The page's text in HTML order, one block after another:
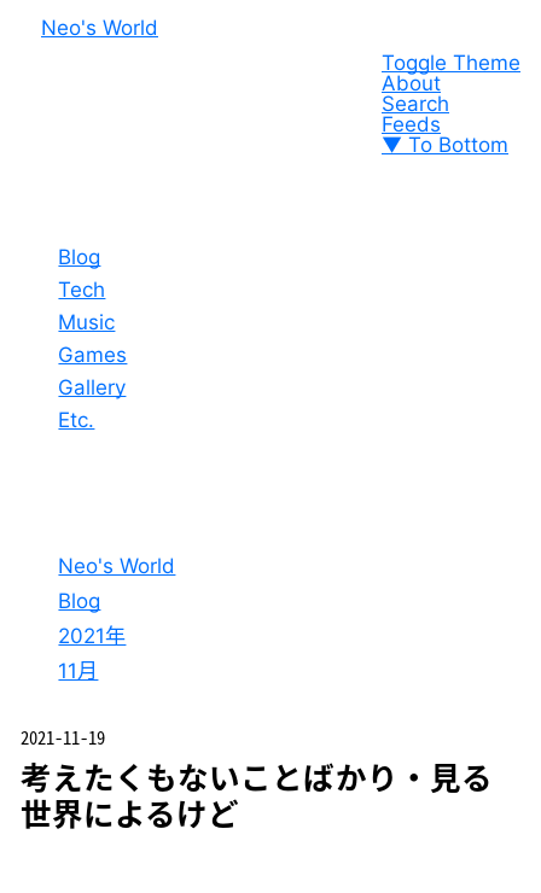
Neo's World
Toggle Theme
About
Search
Feeds
▼ To Bottom
Blog
Tech
Music
Games
Gallery
Etc.
Neo's World
Blog
2021年
11月
2021-11-19
考えたくもないことばかり・見る
世界によるけど